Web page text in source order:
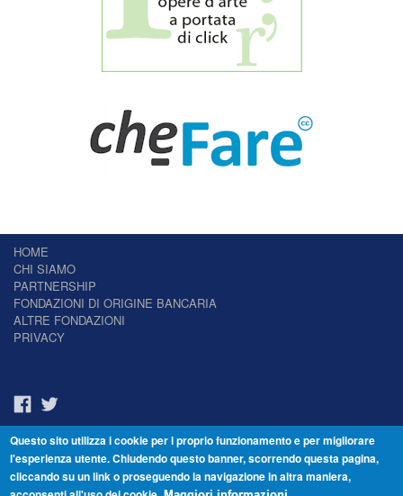
HOME
CHI SIAMO
PARTNERSHIP
FONDAZIONI DI ORIGINE BANCARIA
ALTRE FONDAZIONI
PRIVACY
Il Giornale delle Fondazioni - Periodico telematico
Reg. Tribunale n.7 del 22/07/2014 – ISSN 2421-2466
© Fondazione Venezia 2000 - Dorsoduro 3488/U - 30123 Venezia - Italia -
Questo sito utilizza i cookie per i proprio funzionamento e per migliorare
l'esperienza utente. Chiudendo questo banner, scorrendo questa pagina,
cliccando su un link o proseguendo la navigazione in altra maniera,